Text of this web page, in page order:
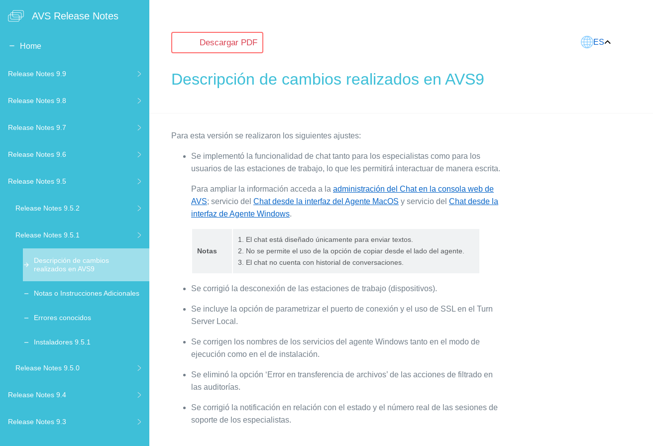
AVS Release Notes
Home
Release Notes 9.9
Release Notes 9.8
Release Notes 9.7
Release Notes 9.6
Release Notes 9.5
Release Notes 9.5.2
Release Notes 9.5.1
Descripción de cambios
realizados en AVS9
Notas o Instrucciones Adicionales
Errores conocidos
Instaladores 9.5.1
Release Notes 9.5.0
Release Notes 9.4
Release Notes 9.3
ES
Descargar PDF
Descripción de cambios realizados en AVS9
Para esta versión se realizaron los siguientes ajustes:
Se implementó la funcionalidad de chat tanto para los especialistas como para los
usuarios de las estaciones de trabajo, lo que les permitirá interactuar de manera escrita.
Para ampliar la información acceda a la administración del Chat en la consola web de
AVS; servicio del Chat desde la interfaz del Agente MacOS y servicio del Chat desde la
interfaz de Agente Windows.
Notas
1. El chat está diseñado únicamente para enviar textos.
2. No se permite el uso de la opción de copiar desde el lado del agente.
3. El chat no cuenta con historial de conversaciones.
Se corrigió la desconexión de las estaciones de trabajo (dispositivos).
Se incluye la opción de parametrizar el puerto de conexión y el uso de SSL en el Turn
Server Local.
Se corrigen los nombres de los servicios del agente Windows tanto en el modo de
ejecución como en el de instalación.
Se eliminó la opción ‘Error en transferencia de archivos’ de las acciones de filtrado en
las auditorías.
Se corrigió la notificación en relación con el estado y el número real de las sesiones de
soporte de los especialistas.